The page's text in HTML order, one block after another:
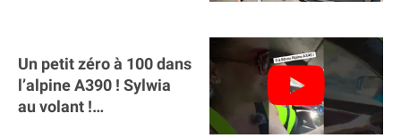
Un petit zéro à 100 dans
l’alpine A390 ￼! Sylwia
au volant !